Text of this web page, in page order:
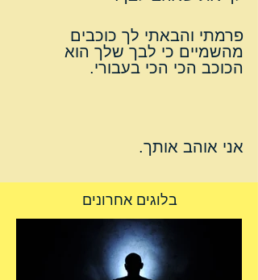
פרמתי והבאתי לך כוכבים
מהשמיים כי לבך שלך הוא
הכוכב הכי הכי בעבורי.
אני אוהב אותך.
בלוגים אחרונים